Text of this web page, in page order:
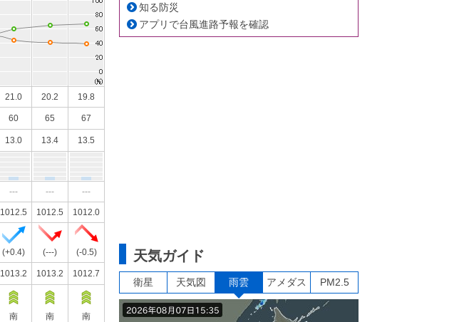
21.0 20.2 19.8
60 65 67
13.0 13.4 13.5
--- --- ---
1012.5 1012.5 1012.0
(+0.4) (---) (-0.5)
1013.2 1013.2 1012.7
南 南 南
知る防災
アプリで台風進路予報を確認
天気ガイド
衛星 天気図 雨雲 アメダス PM2.5